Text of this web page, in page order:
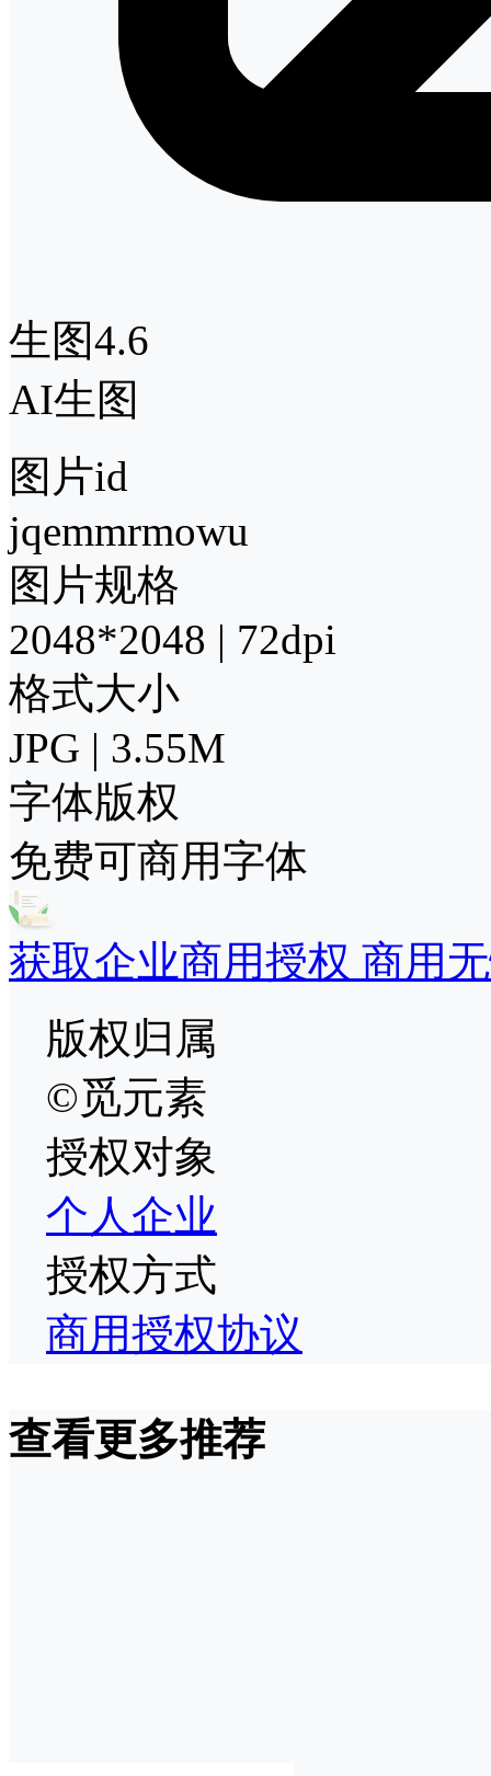
生图4.6
AI生图
图片id
jqemmrmowu
图片规格
2048*2048 | 72dpi
格式大小
JPG | 3.55M
字体版权
免费可商用字体
获取企业商用授权 商用
版权归属
©觅元素
授权对象
个人企业
授权方式
商用授权协议
查看更多推荐